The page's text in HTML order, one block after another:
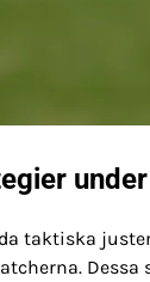
taktiska